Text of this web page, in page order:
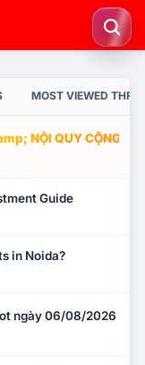
MOST VIEWED
NỘI QUY CỘNG
Guide
in Noida?
ngày 06/08/2026